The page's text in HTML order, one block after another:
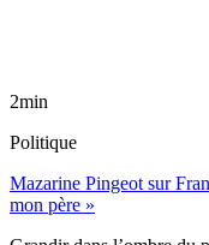
2min
Politique
Mazarine Pingeot sur
mon père »